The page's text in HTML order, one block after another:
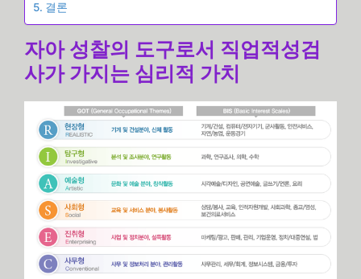
결론
자아 성찰의 도구로서 직업적성검
사가 가지는 심리적 가치